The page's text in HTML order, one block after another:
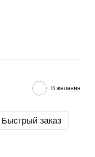
В желания
Быстрый заказ